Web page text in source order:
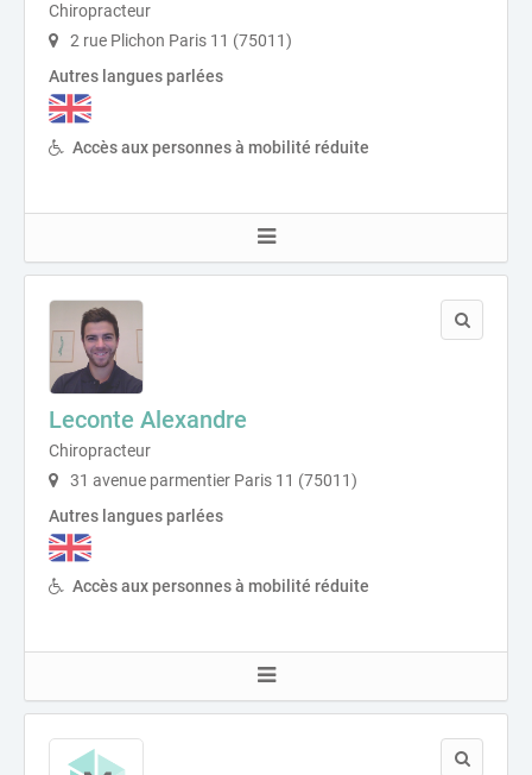
Chiropracteur
2 rue Plichon Paris 11 (75011)
Autres langues parlées
Accès aux personnes à mobilité réduite
Leconte Alexandre
Chiropracteur
31 avenue parmentier Paris 11 (75011)
Autres langues parlées
Accès aux personnes à mobilité réduite